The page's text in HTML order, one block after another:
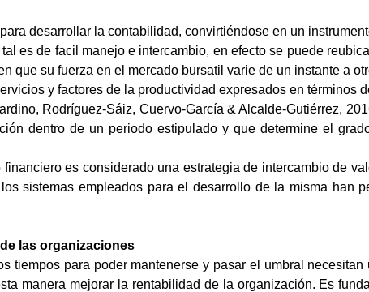
desarrollar la contabilidad, convirtiéndose en un
es de facil manejo e intercambio, en efecto se puede
que su fuerza en el mercado bursatil varie de un instante a
y factores de la productividad expresados en términos
Rodríguez-Sáiz, Cuervo-García &Alcalde-Gutiérrez,
dentro de un periodo estipulado y que determine el
es considerado una estrategia de intercambio de
sistemas empleados para el desarrollo de la misma
las organizaciones
tiempos para poder mantenerse y pasar el umbral
manera mejorar la rentabilidad de la organización. Es